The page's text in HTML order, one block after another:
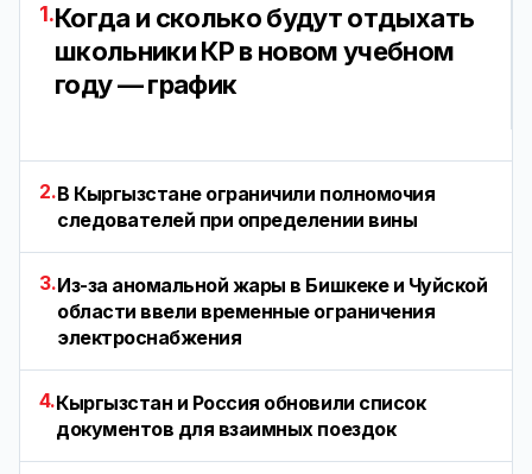
1.Когда и сколько будут отдыхать
школьники КР в новом учебном
году — график
2.В Кыргызстане ограничили полномочия
следователей при определении вины
3.Из-за аномальной жары в Бишкеке и Чуйской
области ввели временные ограничения
электроснабжения
4.Кыргызстан и Россия обновили список
документов для взаимных поездок